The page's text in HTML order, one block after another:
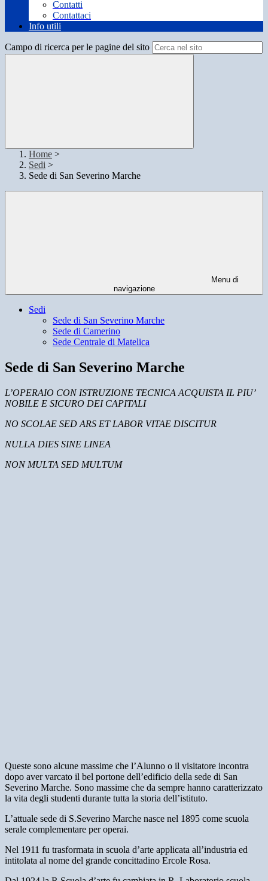
Contatti
Contattaci
Info utili
Campo di ricerca per le pagine del sito
Home >
Sedi >
Sede di San Severino Marche
Menu di
navigazione
Sedi
Sede di San Severino Marche
Sede di Camerino
Sede Centrale di Matelica
Sede di San Severino Marche
L’OPERAIO CON ISTRUZIONE TECNICA ACQUISTA IL PIU’
NOBILE E SICURO DEI CAPITALI
NO SCOLAE SED ARS ET LABOR VITAE DISCITUR
NULLA DIES SINE LINEA
NON MULTA SED MULTUM
Queste sono alcune massime che l’Alunno o il visitatore incontra
dopo aver varcato il bel portone dell’edificio della sede di San
Severino Marche. Sono massime che da sempre hanno caratterizzato
la vita degli studenti durante tutta la storia dell’istituto.
L’attuale sede di S.Severino Marche nasce nel 1895 come scuola
serale complementare per operai.
Nel 1911 fu trasformata in scuola d’arte applicata all’industria ed
intitolata al nome del grande concittadino Ercole Rosa.